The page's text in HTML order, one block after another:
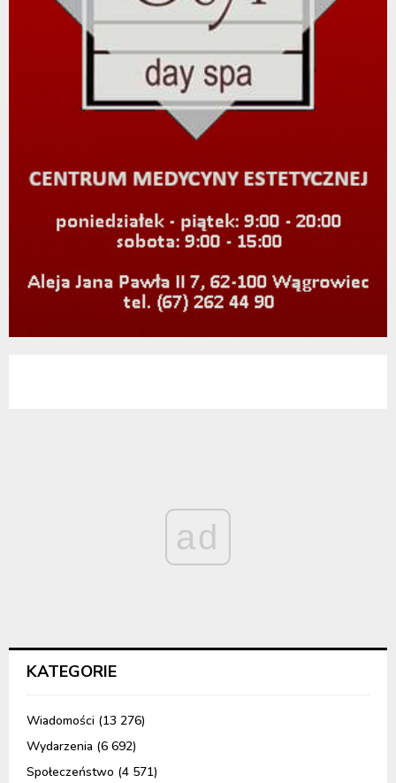
ad
KATEGORIE
Wiadomości (13 276)
Wydarzenia (6 692)
Społeczeństwo (4 571)